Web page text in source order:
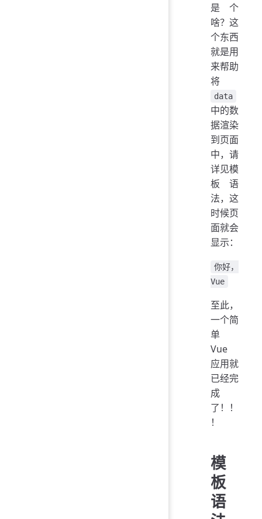
是个
啥？这
个东西
就是用
来帮助
将
data
中的数
据渲染
到页面
中，请
详见模
板语
法，这
时候页
面就会
显示：
你好，
Vue
至此，
一个简
单
Vue
应用就
已经完
成
了！！
！
模
板
语